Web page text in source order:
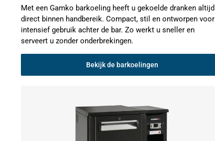
Met een Gamko barkoeling heeft u gekoelde dranken altijd
direct binnen handbereik. Compact, stil en ontworpen voor
intensief gebruik achter de bar. Zo werkt u sneller en
serveert u zonder onderbrekingen.
Bekijk de barkoelingen